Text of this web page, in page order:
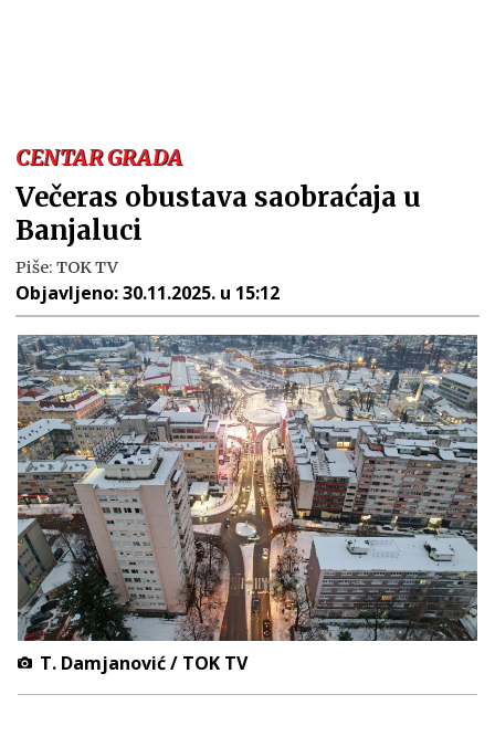
CENTAR GRADA
Večeras obustava saobraćaja u
Banjaluci
Piše: TOK TV
Objavljeno:30.11.2025. u 15:12
T. Damjanović / TOK TV